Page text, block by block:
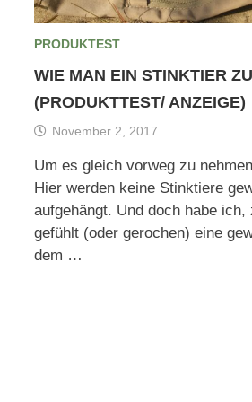
PRODUKTEST
WIE MAN EIN STINKTIER
(PRODUKTTEST/ ANZEIGE)
November 2, 2017
Um es gleich vorweg zu
Hier werden keine Stinktiere
aufgehängt. Und doch habe
gefühlt (oder gerochen) eine
dem …